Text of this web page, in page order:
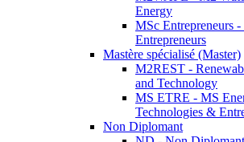
Energy
MSc Entrepreneurs
Entrepreneurs
Mastère spécialisé (Master)
M2REST -
and Technology
MS ETRE - MS
Technologies &
Non Diplomant